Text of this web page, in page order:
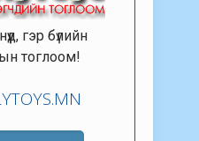
гэр бүлийн
тоглоом!